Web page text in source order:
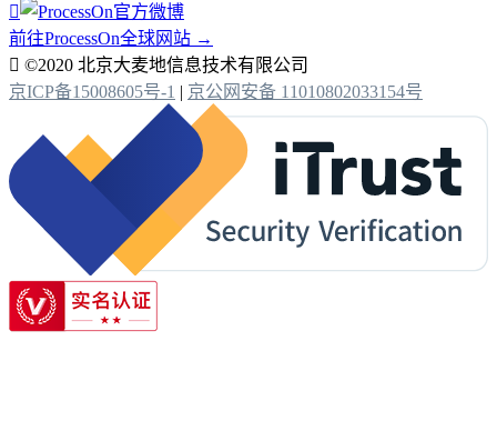

前往ProcessOn全球网站 →
 ©2020 北京大麦地信息技术有限公司
京ICP备15008605号-1 | 京公网安备 11010802033154号